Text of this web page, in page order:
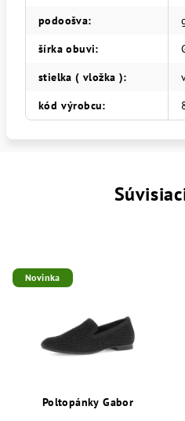
podoošva:
šírka obuvi:
stielka ( vložka ):
kód výrobcu:
Novinka
Poltopánky Gabor